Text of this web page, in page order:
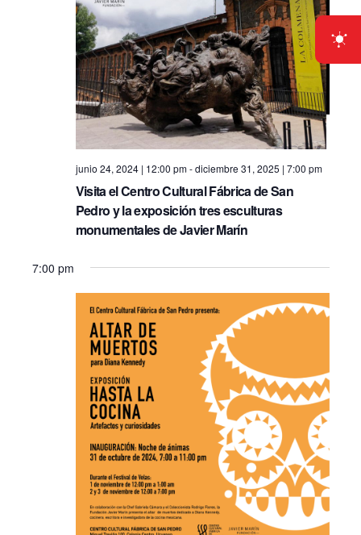
S
e
a
r
c
h
a
n
d
V
e
w
s
N
a
w
s
N
a
v
a
t
i
n
junio 24, 2024 | 12:00 pm-diciembre 31, 2025 | 7:00 pm
Visita el Centro Cultural Fábrica de San
Pedro y la exposición tres esculturas
monumentales de Javier Marín
7:00 pm